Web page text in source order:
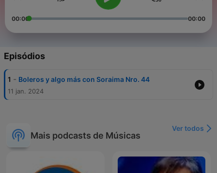
00:00 00:00
Episódios
1 - Boleros y algo más con Soraima Nro. 44
11 jan. 2024
Mais podcasts de Músicas
Ver todos